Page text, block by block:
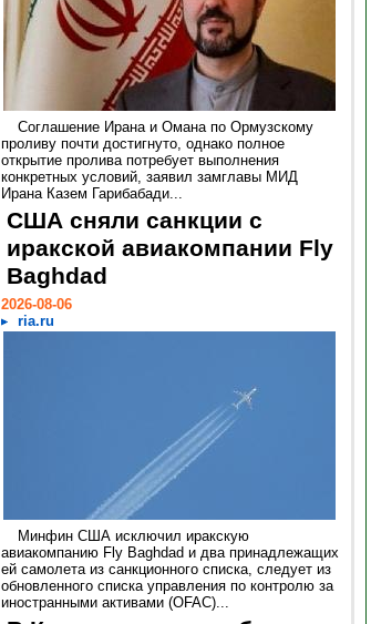
Соглашение Ирана и Омана по Ормузскому
проливу почти достигнуто, однако полное
открытие пролива потребует выполнения
конкретных условий, заявил замглавы МИД
Ирана Казем Гарибабади...
США сняли санкции с
иракской авиакомпании Fly
Baghdad
2026-08-06
ria.ru
Минфин США исключил иракскую
авиакомпанию Fly Baghdad и два принадлежащих
ей самолета из санкционного списка, следует из
обновленного списка управления по контролю за
иностранными активами (OFAC)...